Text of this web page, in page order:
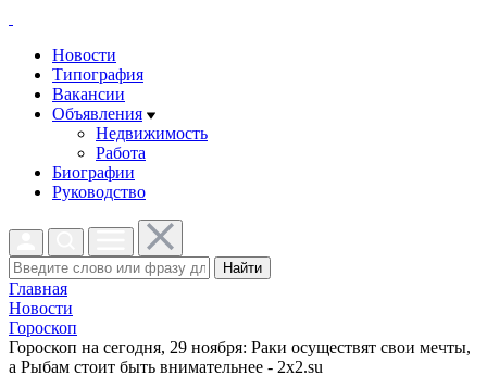
Новости
Типография
Вакансии
Объявления
Недвижимость
Работа
Биографии
Руководство
Найти
Главная
Новости
Гороскоп
Гороскоп на сегодня, 29 ноября: Раки осуществят свои мечты,
а Рыбам стоит быть внимательнее - 2x2.su